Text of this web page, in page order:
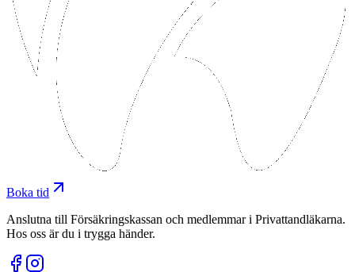
Boka tid
Anslutna till Försäkringskassan och medlemmar i Privattandläkarna.
Hos oss är du i trygga händer.